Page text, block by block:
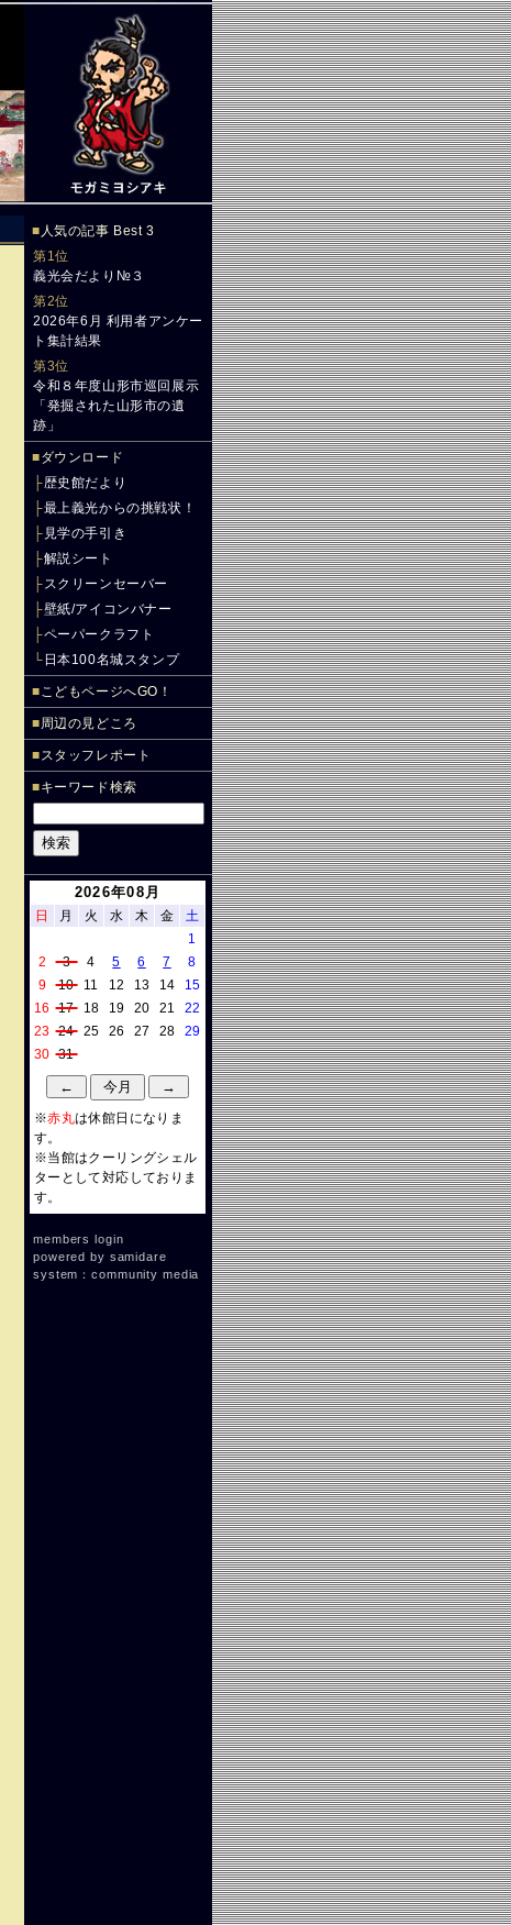
■ 人気の記事 Best 3
第1位
義光会だより№３
第2位
2026年6月 利用者アンケー
ト集計結果
第3位
令和８年度山形市巡回展示
「発掘された山形市の遺
跡」
■ダウンロード
├歴史館だより
├最上義光からの挑戦状！
├ 見学の手引き
├解説シート
├スクリーンセーバー
├壁紙/アイコンバナー
├ペーパークラフト
└ 日本100名城スタンプ
■こどもページへGO！
■周辺の見どころ
■スタッフレポート
■キーワード検索
2026年08月
日 月 火 水 木 金
土
1
2
3 4 5 6 7
8
9
10 11 12 13 14
15
16
17 18 19 20 21
22
23 24 25 26 27 28
29
30 31
※赤丸は休館日になりま
す。
※当館はクーリングシェル
ターとして対応しておりま
す。
members login
powered by samidare
system：community media